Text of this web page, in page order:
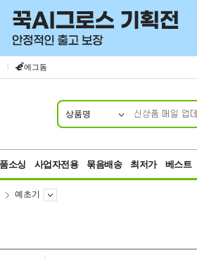
| 에그돔
상품명
소싱 사업자전용 묶음배송 최저가 베스트
예초기